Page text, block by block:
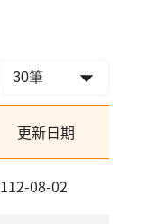
更新日期
112-08-02